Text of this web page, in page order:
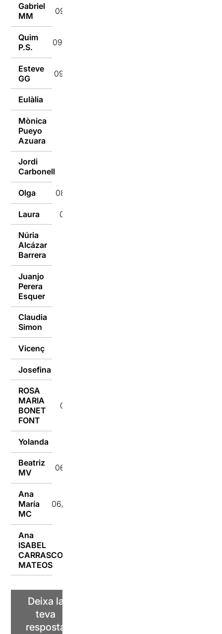
Gabriel
MM
09/05/2022
Quim
P.S.
09/05/2022
Esteve
GG
09/05/2022
Eulàlia
Mònica
Pueyo
Azuara
Jordi
Carbonell
Olga 08/05/2022
Laura 08/05/2022
Núria
Alcázar
Barrera
Juanjo
Perera
Esquer
Claudia
Simon
Vicenç
Josefina
ROSA
MARIA
BONET
FONT
07/05/2022
Yolanda
Beatriz
MV
06/05/2022
Ana
María
MC
06/05/2022
Ana
ISABEL
CARRASCO
MATEOS
Deixa la
teva
resposta